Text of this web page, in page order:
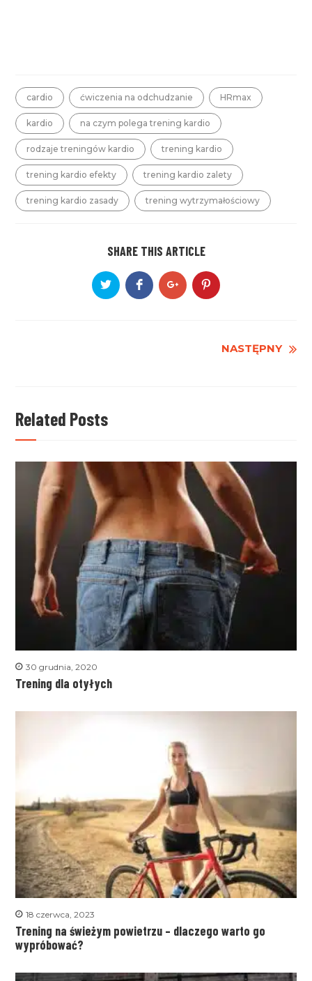
cardio ćwiczenia na odchudzanie HRmax
kardio na czym polega trening kardio
rodzaje treningów kardio trening kardio
trening kardio efekty trening kardio zalety
trening kardio zasady trening wytrzymałościowy
SHARE THIS ARTICLE
NASTĘPNY
Related Posts
30 grudnia, 2020
Trening dla otyłych
18 czerwca, 2023
Trening na świeżym powietrzu – dlaczego warto go
wypróbować?